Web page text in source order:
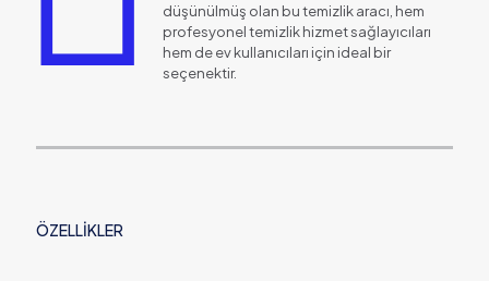
düşünülmüş olan bu temizlik aracı, hem
profesyonel temizlik hizmet sağlayıcıları
hem de ev kullanıcıları için ideal bir
seçenektir.
ÖZELLİKLER